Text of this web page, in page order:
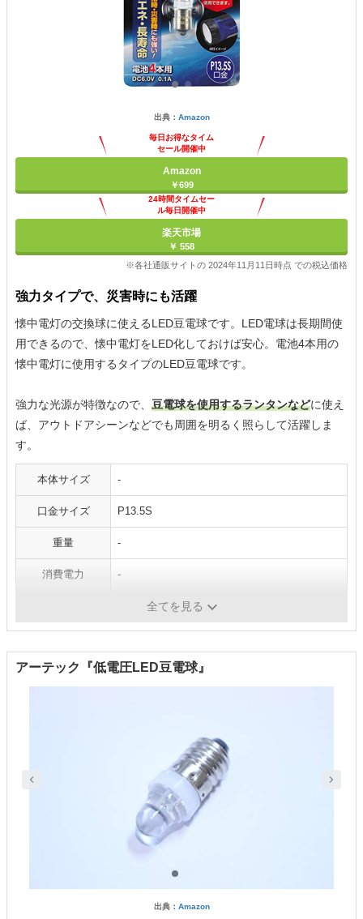
出典： Amazon
毎日お得なタイム
セール開催中
Amazon
￥699
24時間タイムセー
ル毎日開催中
楽天市場
￥ 558
※各社通販サイトの 2024年11月11日時点 での税込価格
強力タイプで、災害時にも活躍
懐中電灯の交換球に使えるLED豆電球です。LED電球は長期間使
用できるので、懐中電灯をLED化しておけば安心。電池4本用の
懐中電灯に使用するタイプのLED豆電球です。
強力な光源が特徴なので、 豆電球を使用するランタンなどに使え
ば、アウトドアシーンなどでも周囲を明るく照らして活躍しま
す。
本体サイズ -
口金サイズ P13.5S
重量 -
消費電力 -
昼白色全てを見る
アーテック『低電圧LED豆電球』
出典： Amazon